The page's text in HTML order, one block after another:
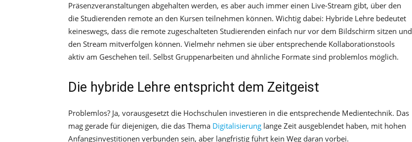
Präsenzveranstaltungen abgehalten werden, es aber auch immer einen Live-Stream gibt, über den
die Studierenden remote an den Kursen teilnehmen können. Wichtig dabei: Hybride Lehre bedeutet
keineswegs, dass die remote zugeschalteten Studierenden einfach nur vor dem Bildschirm sitzen und
den Stream mitverfolgen können. Vielmehr nehmen sie über entsprechende Kollaborationstools
aktiv am Geschehen teil. Selbst Gruppenarbeiten und ähnliche Formate sind problemlos möglich.
Die hybride Lehre entspricht dem Zeitgeist
Problemlos? Ja, vorausgesetzt die Hochschulen investieren in die entsprechende Medientechnik. Das
mag gerade für diejenigen, die das Thema Digitalisierung lange Zeit ausgeblendet haben, mit hohen
Anfangsinvestitionen verbunden sein, aber langfristig führt kein Weg daran vorbei.